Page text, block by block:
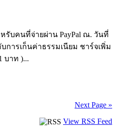
รับคนที่จ่ายผ่าน PayPal ณ. วันที่
การเก็นค่าธรรมเนียม ชาร์จเพิ่ม
บาท )...
Next Page »
View RSS Feed